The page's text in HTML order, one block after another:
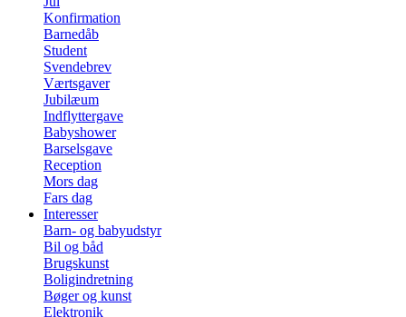
Konfirmation
Barnedåb
Student
Svendebrev
Værtsgaver
Jubilæum
Indflyttergave
Babyshower
Barselsgave
Reception
Mors dag
Fars dag
Interesser
Barn- og babyudstyr
Bil og båd
Brugskunst
Boligindretning
Bøger og kunst
Elektronik